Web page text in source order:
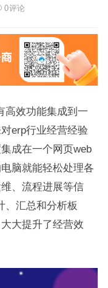
0评论
高效功能集成到一
erp行业经营经验
成在一个网页web
脑就能轻松处理各
、流程进展等信
、汇总和分析板
大提升了经营效